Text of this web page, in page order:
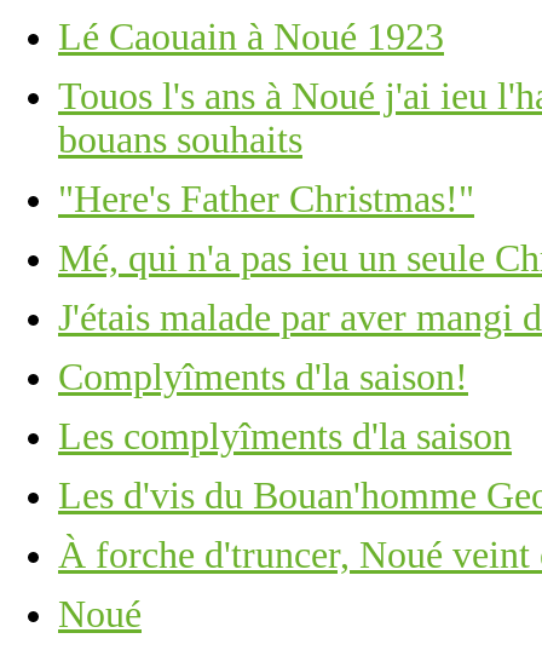
Lé Caouain à Noué 1923
Touos l's ans à Noué j'ai ieu
bouans souhaits
"Here's Father Christmas!"
Mé, qui n'a pas ieu un seule
J'étais malade par aver mangi
Complyîments d'la saison!
Les complyîments d'la saison
Les d'vis du Bouan'homme
À forche d'truncer, Noué veint
Noué